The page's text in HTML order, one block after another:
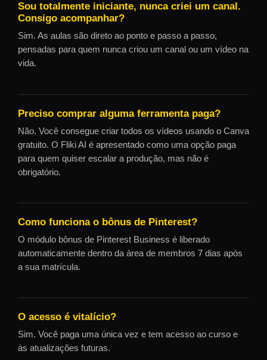
Sou totalmente iniciante, nunca criei um canal.
Consigo acompanhar?
Sim. As aulas são direto ao ponto e passo a passo,
pensadas para quem nunca criou um canal ou um vídeo na
vida.
Preciso comprar alguma ferramenta paga?
Não. Você consegue criar todos os vídeos usando o Canva
gratuito. O Fliki AI é apresentado como uma opção paga
para quem quiser escalar a produção, mas não é
obrigatório.
Como funciona o bônus de Pinterest?
O módulo bônus de Pinterest Business é liberado
automaticamente dentro da área de membros 7 dias após
a sua matrícula.
O acesso é vitalício?
Sim. Você paga uma única vez e tem acesso ao curso e
às atualizações futuras.